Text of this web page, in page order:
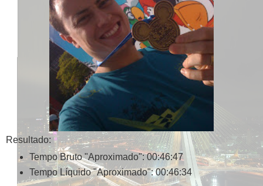
Resultado:
Tempo Bruto "Aproximado": 00:46:47
Tempo Líquido "Aproximado": 00:46:34